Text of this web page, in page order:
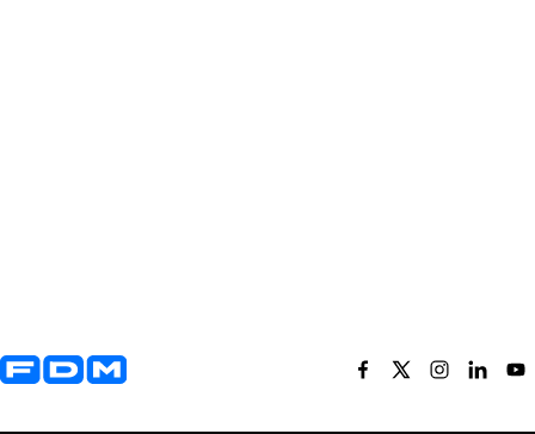
Yderligere information og kontaktoplysninger